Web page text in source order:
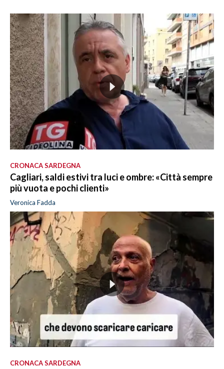
CRONACA SARDEGNA
Cagliari, saldi estivi tra luci e ombre: «Città sempre
più vuota e pochi clienti»
Veronica Fadda
CRONACA SARDEGNA